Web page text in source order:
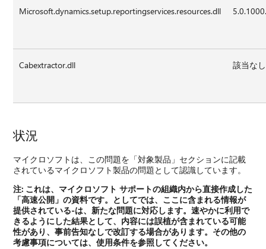
Microsoft.dynamics.setup.reportingservices.resources.dll
Cabextractor.dll 該当なし
状況
マイクロソフトは、この問題を「対象製品」セクションに記載
されているマイクロソフト製品の問題として認識しています。
注: これは、マイクロソフト サポートの組織内から直接作成した
「高速公開」の資料です。としてでは、ここに含まれる情報が
提供されている-は、新たな問題に対応します。速やかに利用で
きるようにした結果として、内容には誤植が含まれている可能
性があり、事前告知なしで改訂する場合があります。その他の
考慮事項については、使用条件を参照してください。